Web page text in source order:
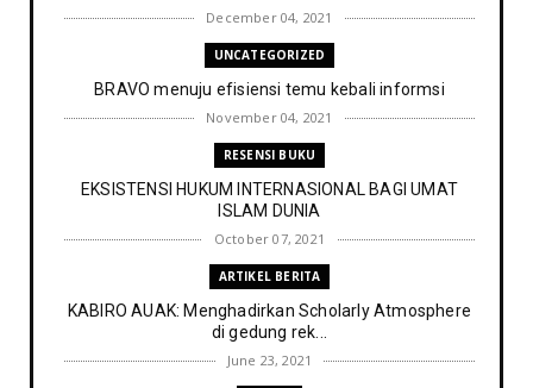
December 04, 2021
UNCATEGORIZED
BRAVO menuju efisiensi temu kebali informsi
November 04, 2021
RESENSI BUKU
EKSISTENSI HUKUM INTERNASIONAL BAGI UMAT
ISLAM DUNIA
October 07, 2021
ARTIKEL BERITA
KABIRO AUAK: Menghadirkan Scholarly Atmosphere
di gedung rek...
June 23, 2021